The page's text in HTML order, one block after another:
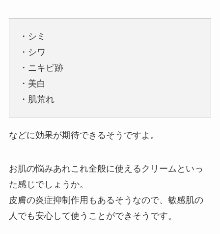
・シミ
・シワ
・ニキビ跡
・美白
・肌荒れ
などに効果が期待できるそうですよ。
お肌の悩みあれこれ全般に使えるクリームといっ
た感じでしょうか。
皮膚の炎症抑制作用もあるそうなので、敏感肌の
人でも安心して使うことができそうです。